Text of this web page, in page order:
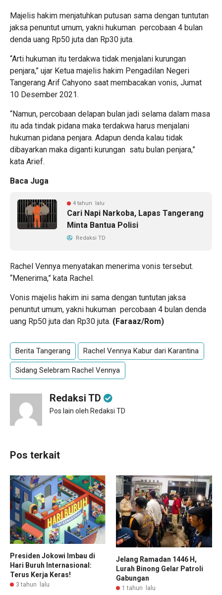
Majelis hakim menjatuhkan putusan sama dengan tuntutan
jaksa penuntut umum, yakni hukuman percobaan 4 bulan
denda uang Rp50 juta dan Rp30 juta.
“Arti hukuman itu terdakwa tidak menjalani kurungan
penjara,” ujar Ketua majelis hakim Pengadilan Negeri
Tangerang Arif Cahyono saat membacakan vonis, Jumat
10 Desember 2021.
“Namun, percobaan delapan bulan jadi selama dalam masa
itu ada tindak pidana maka terdakwa harus menjalani
hukuman pidana penjara. Adapun denda kalau tidak
dibayarkan maka diganti kurungan satu bulan penjara,”
kata Arief.
Baca Juga
4 tahun lalu
Cari Napi Narkoba, Lapas Tangerang
Minta Bantua Polisi
Redaksi TD
Rachel Vennya menyatakan menerima vonis tersebut.
“Menerima,” kata Rachel.
Vonis majelis hakim ini sama dengan tuntutan jaksa
penuntut umum, yakni hukuman percobaan 4 bulan denda
uang Rp50 juta dan Rp30 juta. (Faraaz/Rom)
Berita Tangerang Rachel Vennya Kabur dari Karantina
Sidang Selebram Rachel Vennya
Redaksi TD
Pos lain oleh Redaksi TD
Pos terkait
Presiden Jokowi Imbau di
Hari Buruh Internasional:
Terus Kerja Keras!
3 tahun lalu
Jelang Ramadan 1446 H,
Lurah Binong Gelar Patroli
Gabungan
1 tahun lalu